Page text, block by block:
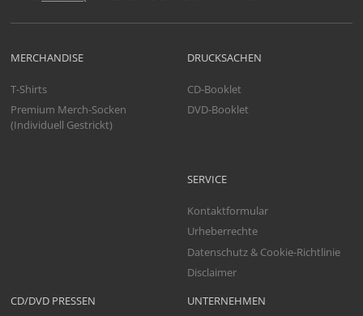
MERCHANDISE
T-Shirts
Premium Merch-Socken
(Individuell Gestrickt)
CD/DVD PRESSEN
DRUCKSACHEN
CD-Booklet
DVD-Booklet
SERVICE
Kontaktformular
Urheberrechte
Datenschutz & Cookie-Richtlinie
Disclaimer
UNTERNEHMEN